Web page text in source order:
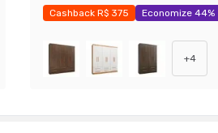
Cashback R$ 375 Economize 44%
+4